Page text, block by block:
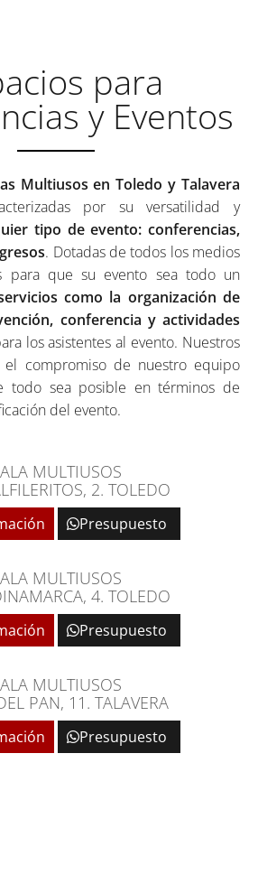
para
y Eventos
Multiusos en Toledo y Talavera
por su versatilidad y
tipo de evento: conferencias,
. Dotadas de todos los medios
para que su evento sea todo un
como la organización de
conferencia y actividades
los asistentes al evento. Nuestros
el compromiso de nuestro equipo
todo sea posible en términos de
del evento.
MULTIUSOS
2. TOLEDO
Presupuesto
MULTIUSOS
4. TOLEDO
Presupuesto
MULTIUSOS
PAN, 11. TALAVERA
Presupuesto